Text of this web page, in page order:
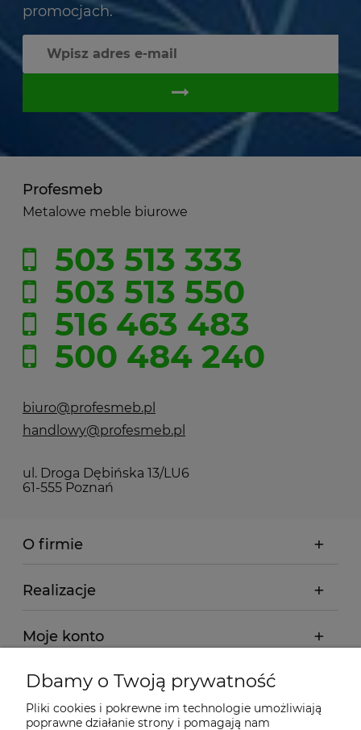
promocjach.
Profesmeb
Metalowe meble biurowe
503 513 333
503 513 550
516 463 483
500 484 240
biuro@profesmeb.pl
handlowy@profesmeb.pl
ul. Droga Dębińska 13/LU6
61-555 Poznań
O firmie
Realizacje
Moje konto
Regulamin
Dbamy o Twoją prywatność
Pliki cookies i pokrewne im technologie umożliwiają
poprawne działanie strony i pomagają nam